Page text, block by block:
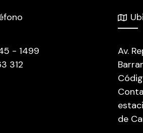
- 1499
312
Av.
de